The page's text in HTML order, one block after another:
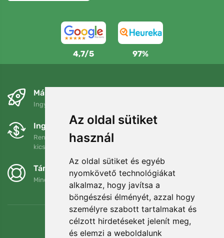
Az oldal sütiket
használ
Az oldal sütiket és egyéb
nyomkövető technológiákat
alkalmaz, hogy javítsa a
böngészési élményét, azzal hogy
személyre szabott tartalmakat és
célzott hirdetéseket jelenít meg,
és elemzi a weboldalunk
4,7/5 97%
Másnapra és ingyenesen
Ingyenes szállítás a következő összeg felett: 80 EUR
Ingyenes csere és visszaküldés
Rendelését 90 napon belül bármikor visszaküldheti vagy
kicserélheti.
Támogatjuk a Trees.org-ot
Minden megrendelésért ültetünk egy fát! Bővebben